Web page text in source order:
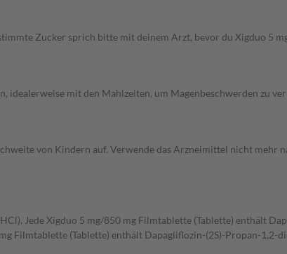
Zucker sprich bitte mit deinem Arzt, bevor du Xigduo 5
idealerweise mit den Mahlzeiten, um Magenbeschwerden zu
von Kindern auf. Verwende das Arzneimittel nicht mehr
Jede Xigduo 5 mg/850 mg Filmtablette (Tablette) enthält
Filmtablette (Tablette) enthält Dapagliflozin-(2S)-Propan-1,2-